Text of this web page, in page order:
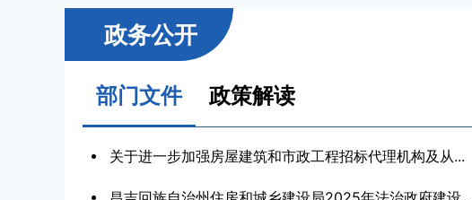
政务公开
部门文件 政策解读
关于进一步加强房屋建筑和市政工程招标代理机构及从...